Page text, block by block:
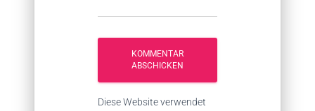
Diese Website verwendet